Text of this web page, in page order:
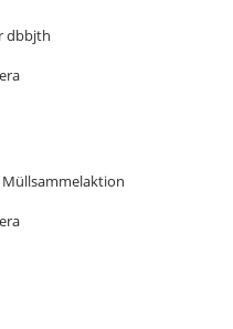
dbbjth